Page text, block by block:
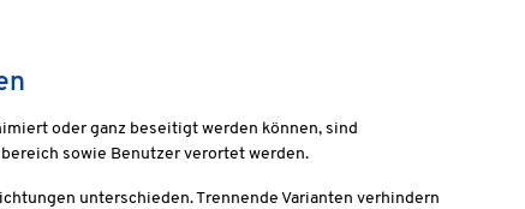
oder ganz beseitigt werden können, sind
sowie Benutzer verortet werden.
unterschieden. Trennende Varianten verhindern